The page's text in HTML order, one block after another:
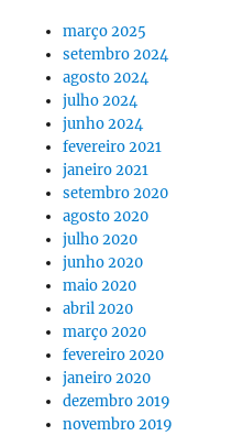
março 2025
setembro 2024
agosto 2024
julho 2024
junho 2024
fevereiro 2021
janeiro 2021
setembro 2020
agosto 2020
julho 2020
junho 2020
maio 2020
abril 2020
março 2020
fevereiro 2020
janeiro 2020
dezembro 2019
novembro 2019